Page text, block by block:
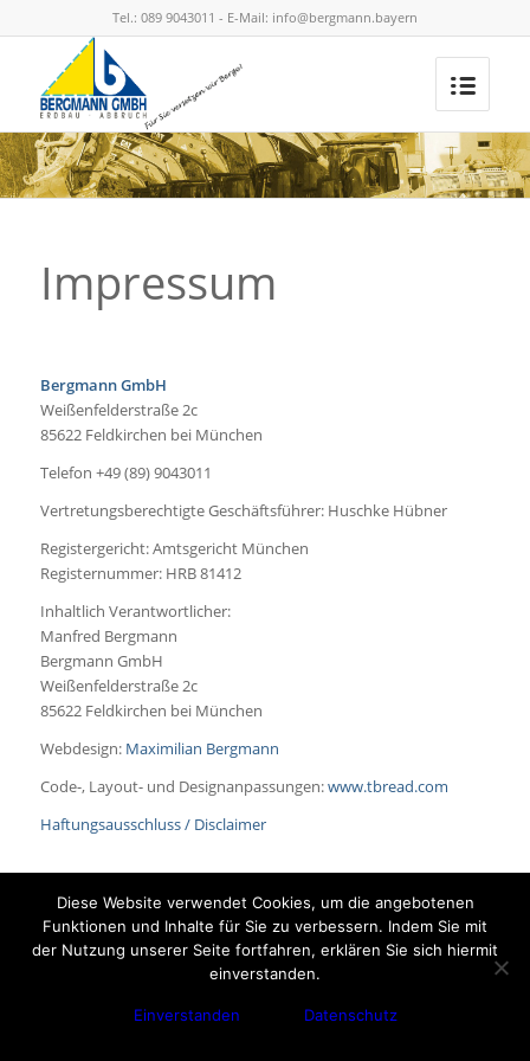
Tel.: 089 9043011 - E-Mail: info@bergmann.bayern
Impressum
Bergmann GmbH
Weißenfelderstraße 2c
85622 Feldkirchen bei München
Telefon +49 (89) 9043011
Vertretungsberechtigte Geschäftsführer: Huschke Hübner
Registergericht: Amtsgericht München
Registernummer: HRB 81412
Inhaltlich Verantwortlicher:
Manfred Bergmann
Bergmann GmbH
Weißenfelderstraße 2c
85622 Feldkirchen bei München
Webdesign: Maximilian Bergmann
Code-, Layout- und Designanpassungen:www.tbread.com
Haftungsausschluss / Disclaimer
© Copyright - Gebr. Bergmann GmbH
Diese Website verwendet Cookies, um die angebotenen
Funktionen und Inhalte für Sie zu verbessern. Indem Sie mit
der Nutzung unserer Seite fortfahren, erklären Sie sich hiermit
einverstanden.
Einverstanden Datenschutz